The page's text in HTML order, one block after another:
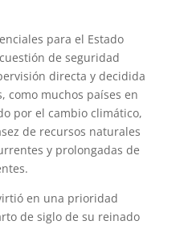
para el Estado
de seguridad
directa y decidida
como muchos países en
por el cambio climático,
de recursos naturales
y prolongadas de
en una prioridad
de siglo de su reinado